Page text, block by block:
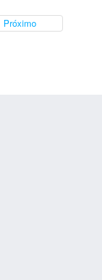
Próximo